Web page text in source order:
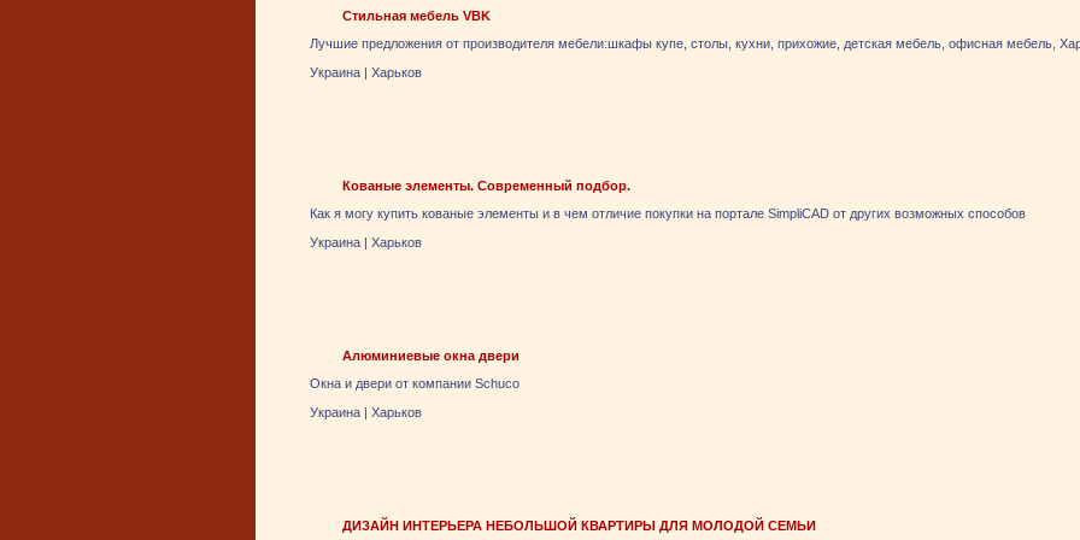
Стильная мебель VBK
Лучшие предложения от производителя мебели:шкафы купе, столы, кухни, прихожие, детская мебель, офисная мебель,
Украина | Харьков
Кованые элементы. Современный подбор.
Как я могу купить кованые элементы и в чем отличие покупки на портале SimpliCAD от других возможных способов
Украина | Харьков
Алюминиевые окна двери
Окна и двери от компании Schuco
Украина | Харьков
ДИЗАЙН ИНТЕРЬЕРА НЕБОЛЬШОЙ КВАРТИРЫ ДЛЯ МОЛОДОЙ СЕМЬИ